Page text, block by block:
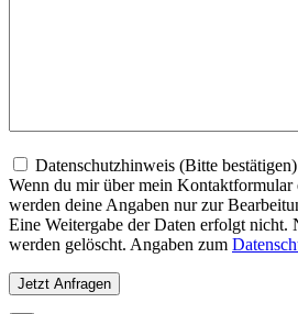
Datenschutzhinweis (Bitte bestätigen)
Wenn du mir über mein Kontaktformular
werden deine Angaben nur zur
Eine Weitergabe der Daten erfolgt nicht.
werden gelöscht. Angaben zum